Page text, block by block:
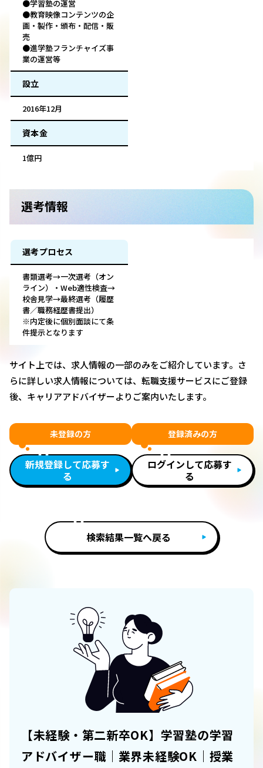
●学習塾の運営
●教育映像コンテンツの企
画・製作・頒布・配信・販
売
●進学塾フランチャイズ事
業の運営等
設立
2016年12月
資本金
1億円
選考情報
選考プロセス
書類選考→一次選考（オン
ライン）・Web適性検査→
校舎見学→最終選考（履歴
書／職務経歴書提出）
※内定後に個別面談にて条
件提示となります
サイト上では、求人情報の一部のみをご紹介しています。さ
らに詳しい求人情報については、転職支援サービスにご登録
後、キャリアアドバイザーよりご案内いたします。
未登録の方
新規登録して応募す
る
登録済みの方
ログインして応募す
る
検索結果一覧へ戻る
【未経験・第二新卒OK】学習塾の学習
アドバイザー職｜業界未経験OK｜授業